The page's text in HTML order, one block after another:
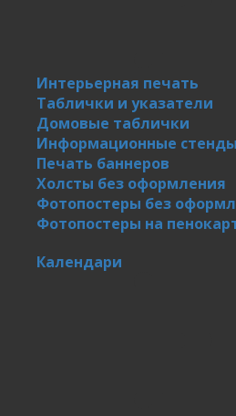
Интерьерная печать
Таблички и указатели
Домовые таблички
Информационные стенды
Печать баннеров
Холсты без оформления
Фотопостеры без
Фотопостеры на
Календари